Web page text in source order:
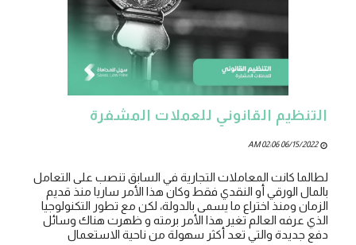
التنظيم القانوني للعملات المشفرة
06/15/2022 02:06 AM
لطالما كانت المعاملات التجارية في السابق تنصب على التعامل
بالمال الورقي أو النقدي فقط وكان هذا الأمر ساريا منذ قديم
الزمان ومنذ اختراع ما يسمى بالدولة، لكن مع تطور التكنولوجيا
الذي عرفه العالم تغير هذا الأمر برمته و ظهرت هناك وسائل
دفع جديدة والتي تعد أكثر سهولة من ناحية الاستعمال